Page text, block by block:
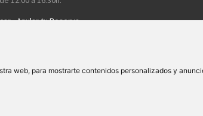
web, para mostrarte contenidos personalizados y
-Anular tu Reserva